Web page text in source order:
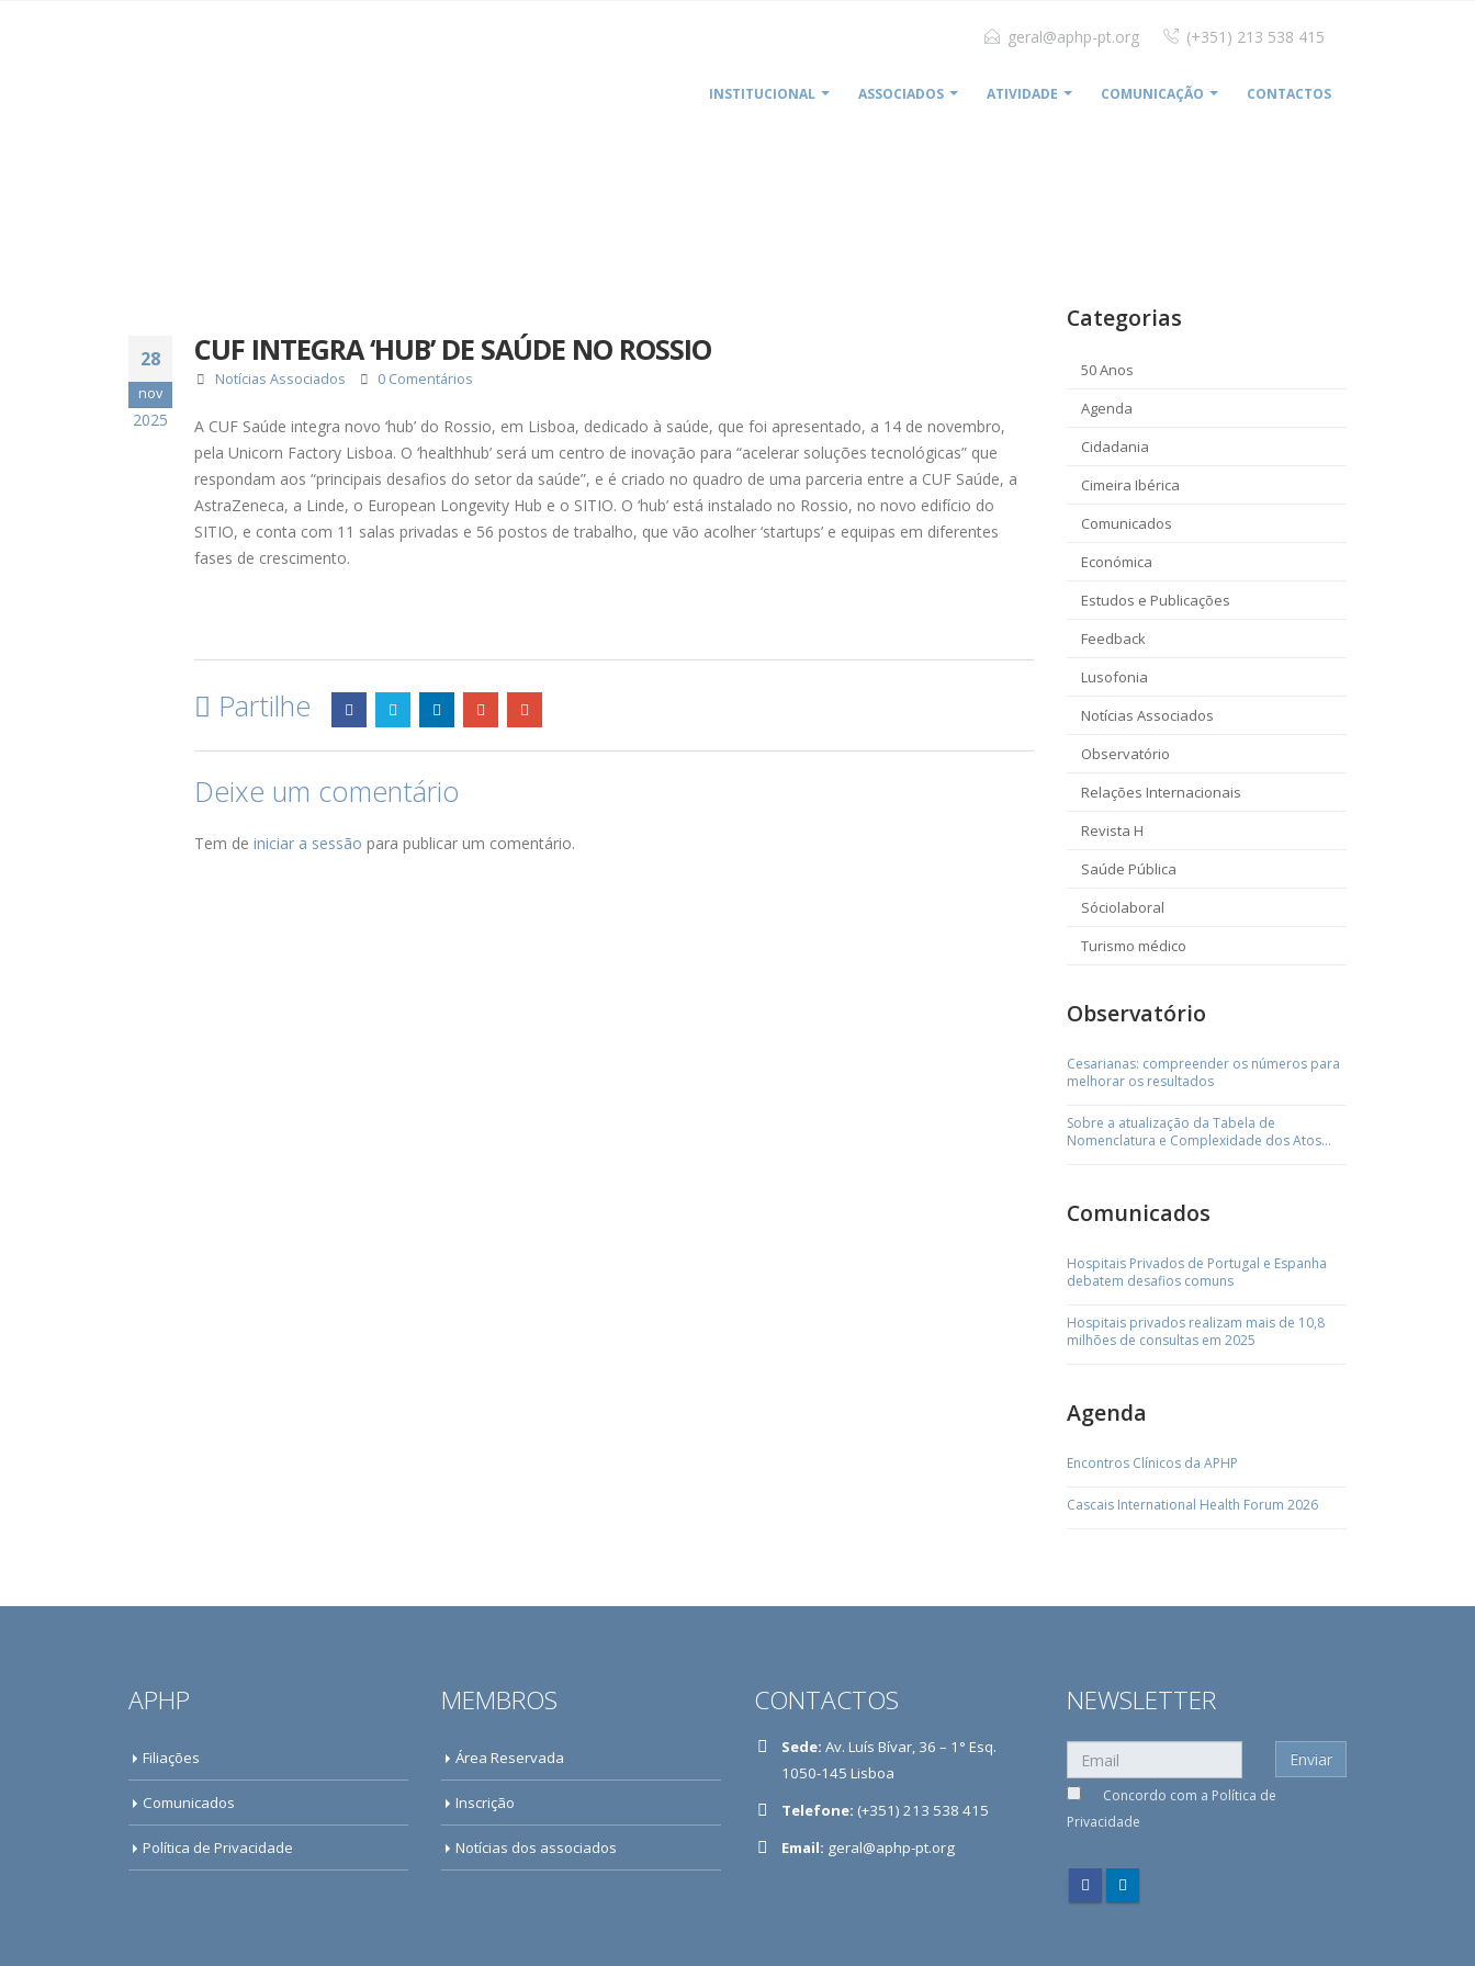
geral@aphp-pt.org (+351) 213 538 415
INSTITUCIONAL ASSOCIADOS ATIVIDADE COMUNICAÇÃO CONTACTOS
28
nov
2025
CUF INTEGRA ‘HUB’ DE SAÚDE NO ROSSIO
Notícias Associados 0 Comentários
A CUF Saúde integra novo ‘hub’ do Rossio, em Lisboa, dedicado à saúde, que foi apresentado, a 14 de novembro,
pela Unicorn Factory Lisboa. O ‘healthhub’ será um centro de inovação para “acelerar soluções tecnológicas” que
respondam aos “principais desafios do setor da saúde”, e é criado no quadro de uma parceria entre a CUF Saúde, a
AstraZeneca, a Linde, o European Longevity Hub e o SITIO. O ‘hub’ está instalado no Rossio, no novo edifício do
SITIO, e conta com 11 salas privadas e 56 postos de trabalho, que vão acolher ‘startups’ e equipas em diferentes
fases de crescimento.
Partilhe
Deixe um comentário
Tem de iniciar a sessão para publicar um comentário.
Categorias
50 Anos
Agenda
Cidadania
Cimeira Ibérica
Comunicados
Económica
Estudos e Publicações
Feedback
Lusofonia
Notícias Associados
Observatório
Relações Internacionais
Revista H
Saúde Pública
Sóciolaboral
Turismo médico
Observatório
Cesarianas: compreender os números para
melhorar os resultados
Sobre a atualização da Tabela de
Nomenclatura e Complexidade dos Atos
Comunicados
Hospitais Privados de Portugal e Espanha
debatem desafios comuns
Hospitais privados realizam mais de 10,8
milhões de consultas em 2025
Agenda
Encontros Clínicos da APHP
Cascais International Health Forum 2026
APHP
Filiações
Comunicados
Política de Privacidade
MEMBROS
Área Reservada
Inscrição
Notícias dos associados
CONTACTOS
Sede: Av. Luís Bívar, 36 – 1° Esq.
1050-145 Lisboa
Telefone: (+351) 213 538 415
Email: geral@aphp-pt.org
NEWSLETTER
Concordo com a Política de
Privacidade